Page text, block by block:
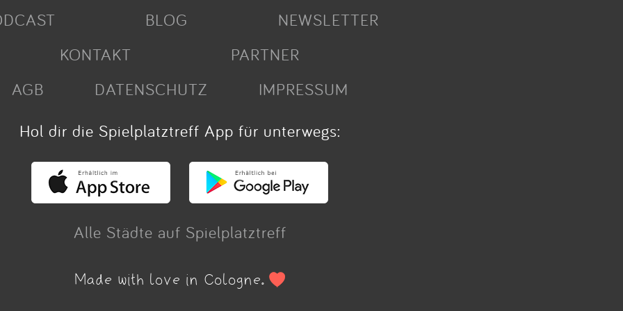
BLOG
NEWSLETTER
KONTAKT
PARTNER
AGB
DATENSCHUTZ
IMPRESSUM
Hol dir die Spielplatztreff App für unterwegs:
Alle Städte auf Spielplatztreff
Made with love in Cologne.